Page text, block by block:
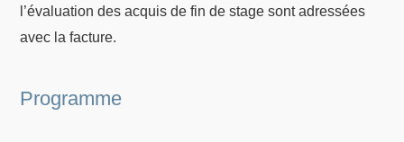
l’évaluation des acquis de fin de stage sont adressées
avec la facture.
Programme